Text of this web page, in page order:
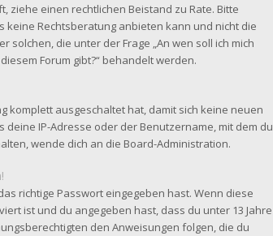
ziehe einen rechtlichen Beistand zu Rate. Bitte
keine Rechtsberatung anbieten kann und nicht die
die unter der Frage „An wen soll ich mich
Forum gibt?“ behandelt werden.
komplett ausgeschaltet hat, damit sich keine neuen
IP-Adresse oder der Benutzername, mit dem du
wende dich an die Board-Administration.
richtige Passwort eingegeben hast. Wenn diese
ist und du angegeben hast, dass du unter 13 Jahre
den Anweisungen folgen, die du